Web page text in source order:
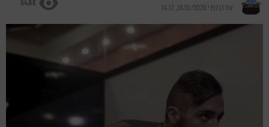
עודכן לפני 18/11/2020, 14:17
54.8k